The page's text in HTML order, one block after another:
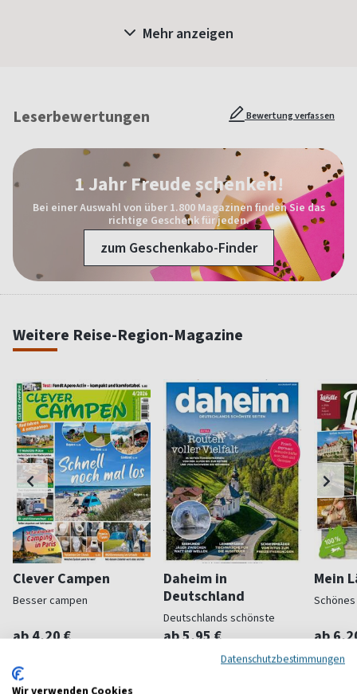
Mehr anzeigen
Leserbewertungen Bewertung verfassen
1 Jahr Freude schenken!
Bei einer Auswahl von über 1.800 Magazinen finden Sie das
richtige Geschenk für jeden.
zum Geschenkabo-Finder
Weitere Reise-Region-Magazine
Clever Campen
Besser campen
ab 4,20 €
Daheim in
Deutschland
Deutschlands schönste
Seiten
ab 5,95 €
(alle 2 Monate) 4,20
Mein
Schönes
ab
(alle 2
Datenschutzbestimmungen
Wir verwenden Cookies